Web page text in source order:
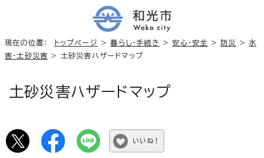
現在の位置： トップページ >暮らし・手続き >安心・安全 > 防災 > 水
害・土砂災害 > 土砂災害ハザードマップ
土砂災害ハザードマップ
いいね！